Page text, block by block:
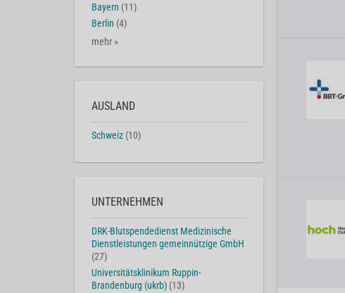
Bayern (11)
Berlin (4)
mehr »
AUSLAND
Schweiz (10)
UNTERNEHMEN
DRK-Blutspendedienst Medizinische
Dienstleistungen gemeinnützige GmbH
(27)
Universitätsklinikum Ruppin-
Brandenburg (ukrb) (13)